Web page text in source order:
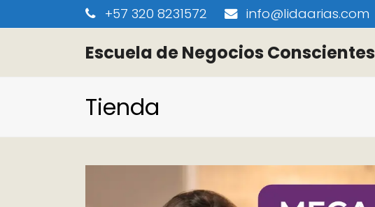
+57 320 8231572 info@lidaarias.com
Escuela de Negocios Conscientes
Tienda